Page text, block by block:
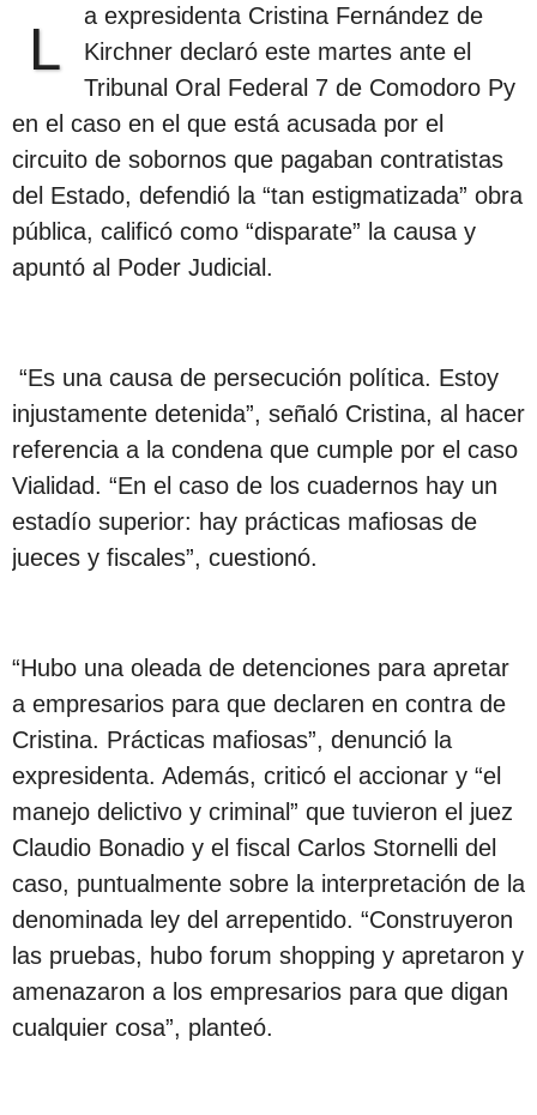
L
a expresidenta Cristina Fernández de
Kirchner declaró este martes ante el
Tribunal Oral Federal 7 de Comodoro Py
en el caso en el que está acusada por el
circuito de sobornos que pagaban contratistas
del Estado, defendió la “tan estigmatizada” obra
pública, calificó como “disparate” la causa y
apuntó al Poder Judicial.
“Es una causa de persecución política. Estoy
injustamente detenida”, señaló Cristina, al hacer
referencia a la condena que cumple por el caso
Vialidad. “En el caso de los cuadernos hay un
estadío superior: hay prácticas mafiosas de
jueces y fiscales”, cuestionó.
“Hubo una oleada de detenciones para apretar
a empresarios para que declaren en contra de
Cristina. Prácticas mafiosas”, denunció la
expresidenta. Además, criticó el accionar y “el
manejo delictivo y criminal” que tuvieron el juez
Claudio Bonadio y el fiscal Carlos Stornelli del
caso, puntualmente sobre la interpretación de la
denominada ley del arrepentido. “Construyeron
las pruebas, hubo forum shopping y apretaron y
amenazaron a los empresarios para que digan
cualquier cosa”, planteó.